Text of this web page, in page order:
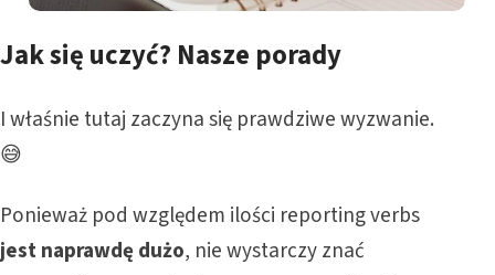
Jak się uczyć? Nasze porady
I właśnie tutaj zaczyna się prawdziwe wyzwanie.
😅
Ponieważ pod względem ilości reporting verbs
jest naprawdę dużo, nie wystarczy znać